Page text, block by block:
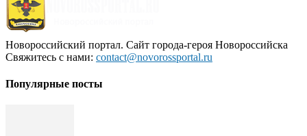
Новороссийский портал. Сайт города-героя Новороссийска
Свяжитесь с нами: contact@novorossportal.ru
Популярные посты